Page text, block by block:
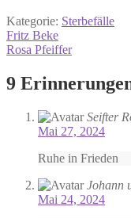
Kategorie: Sterbefälle
Beitrags-
Navigation
Vorheriger
Beitrag:
Fritz Beke
Nächster
Rosa Pfeiffer
9
Seifter
Mai 27, 2024
Ruhe in Frieden
Johann
Mai 24, 2024